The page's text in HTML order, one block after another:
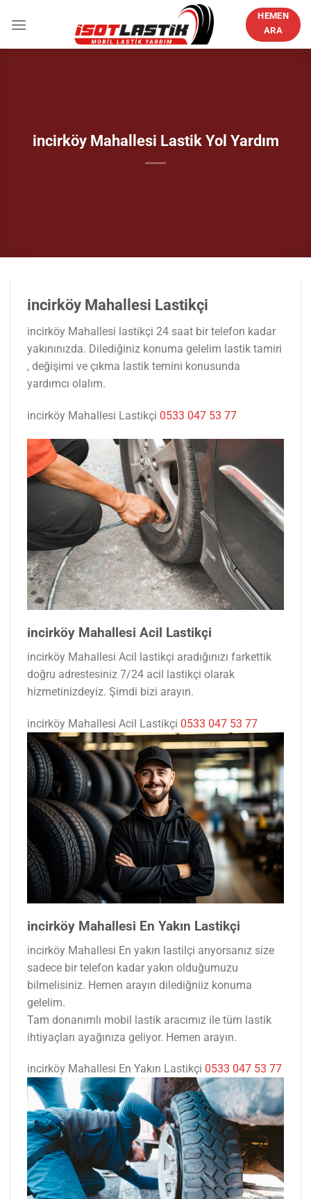
atla
HEMEN
ARA
incirköy Mahallesi Lastik Yol Yardım
incirköy Mahallesi Lastikçi
incirköy Mahallesi lastikçi 24 saat bir telefon kadar
yakınınızda. Dilediğiniz konuma gelelim lastik tamiri
, değişimi ve çıkma lastik temini konusunda
yardımcı olalım.
incirköy Mahallesi Lastikçi 0533 047 53 77
incirköy Mahallesi Acil Lastikçi
incirköy Mahallesi Acil lastikçi aradığınızı farkettik
doğru adrestesiniz 7/24 acil lastikçi olarak
hizmetinizdeyiz. Şimdi bizi arayın.
incirköy Mahallesi Acil Lastikçi 0533 047 53 77
incirköy Mahallesi En Yakın Lastikçi
incirköy Mahallesi En yakın lastilçi arıyorsanız size
sadece bir telefon kadar yakın olduğumuzu
bilmelisiniz. Hemen arayın dilediğniiz konuma
gelelim.
Tam donanımlı mobil lastik aracımız ile tüm lastik
ihtiyaçları ayağınıza geliyor. Hemen arayın.
incirköy Mahallesi En Yakın Lastikçi 0533 047 53 77